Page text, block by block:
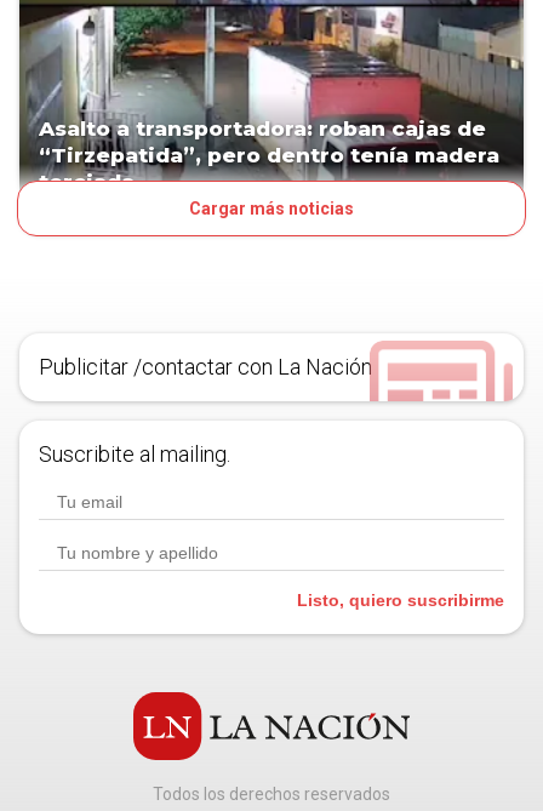
Asalto a transportadora: roban cajas de
“Tirzepatida”, pero dentro tenía madera
terciada
Cargar más noticias
Publicitar /contactar con La Nación
Suscribite al mailing.
Listo, quiero suscribirme
Todos los derechos reservados